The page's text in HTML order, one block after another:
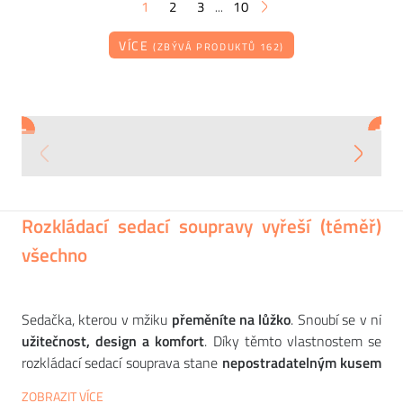
1 2 3 ... 10
VÍCE (ZBÝVÁ PRODUKTŮ 162)
+
+
+ +
+
+
Rozkládací sedací soupravy vyřeší (téměř)
všechno
Sedačka, kterou v mžiku přeměníte na lůžko. Snoubí se v ní
užitečnost, design a komfort. Díky těmto vlastnostem se
rozkládací sedací souprava stane nepostradatelným kusem
ZOBRAZIT VÍCE